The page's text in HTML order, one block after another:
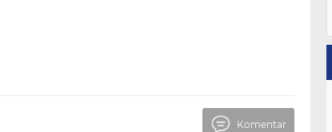
Komentar